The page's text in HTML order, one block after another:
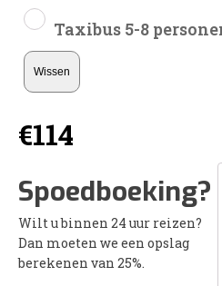
Taxibus 5-8
Wissen
€114
Spoedboeking?
Wilt u binnen 24 uur reizen?
Dan moeten we een opslag
berekenen van 25%.